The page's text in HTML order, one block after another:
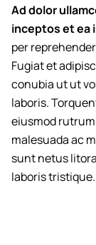
Ad dolor
inceptos et ea
per
Fugiat et
conubia ut ut
laboris.
eiusmod
malesuada ac
sunt netus
laboris tristique.